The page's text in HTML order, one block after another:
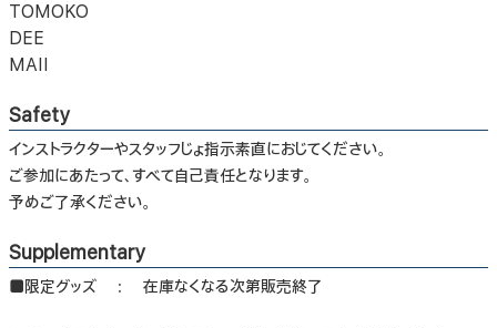
TOMOKO
DEE
MAII
Safety
インストラクターやスタッフじょ指示素直におじてください。
ご参加にあたって、すべて自己責任となります。
予めご了承ください。
Supplementary
■限定グッズ ： 在庫なくなる次第販売終了